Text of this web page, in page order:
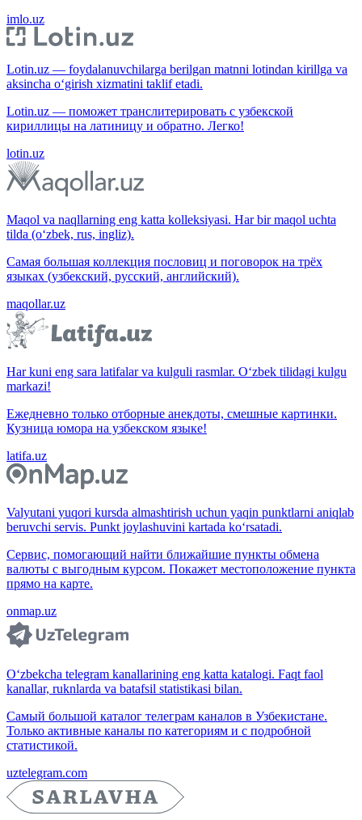
imlo.uz
Lotin.uz — foydalanuvchilarga berilgan matnni lotindan kirillga va
aksincha o‘girish xizmatini taklif etadi.
Lotin.uz — поможет транслитерировать с узбекской
кириллицы на латиницу и обратно. Легко!
lotin.uz
Maqol va naqllarning eng katta kolleksiyasi. Har bir maqol uchta
tilda (o‘zbek, rus, ingliz).
Самая большая коллекция пословиц и поговорок на трёх
языках (узбекский, русский, английский).
maqollar.uz
Har kuni eng sara latifalar va kulguli rasmlar. O‘zbek tilidagi kulgu
markazi!
Ежедневно только отборные анекдоты, смешные картинки.
Кузница юмора на узбекском языке!
latifa.uz
Valyutani yuqori kursda almashtirish uchun yaqin punktlarni aniqlab
beruvchi servis. Punkt joylashuvini kartada ko‘rsatadi.
Сервис, помогающий найти ближайшие пункты обмена
валюты с выгодным курсом. Покажет местоположение пункта
прямо на карте.
onmap.uz
O‘zbekcha telegram kanallarining eng katta katalogi. Faqt faol
kanallar, ruknlarda va batafsil statistikasi bilan.
Самый большой каталог телеграм каналов в Узбекистане.
Только активные каналы по категориям и с подробной
статистикой.
uztelegram.com